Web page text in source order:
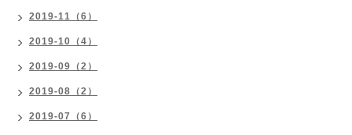
2019-11（6）
2019-10（4）
2019-09（2）
2019-08（2）
2019-07（6）